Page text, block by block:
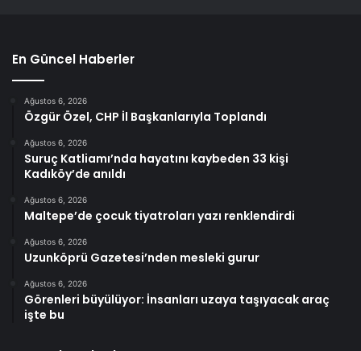
En Güncel Haberler
Ağustos 6, 2026
Özgür Özel, CHP İl Başkanlarıyla Toplandı
Ağustos 6, 2026
Suruç Katliamı’nda hayatını kaybeden 33 kişi
Kadıköy’de anıldı
Ağustos 6, 2026
Maltepe’de çocuk tiyatroları yazı renklendirdi
Ağustos 6, 2026
Uzunköprü Gazetesi’nden mesleki gurur
Ağustos 6, 2026
Görenleri büyülüyor: İnsanları uzaya taşıyacak araç
işte bu